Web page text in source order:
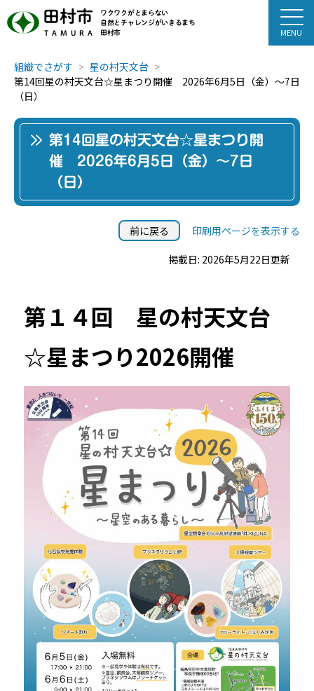
田村市
TAMURA
ワクワクがとまらない
自然とチャレンジがいきるまち
田村市
組織でさがす
星の村天文台
第14回星の村天文台☆星まつり開催 2026年6月5日（金）～7日
（日）
第14回星の村天文台☆星まつり開
催 2026年6月5日（金）～7日
（日）
前に戻る 印刷用ページを表示する
掲載日: 2026年5月22日更新
第１４回 星の村天文台
☆星まつり2026開催